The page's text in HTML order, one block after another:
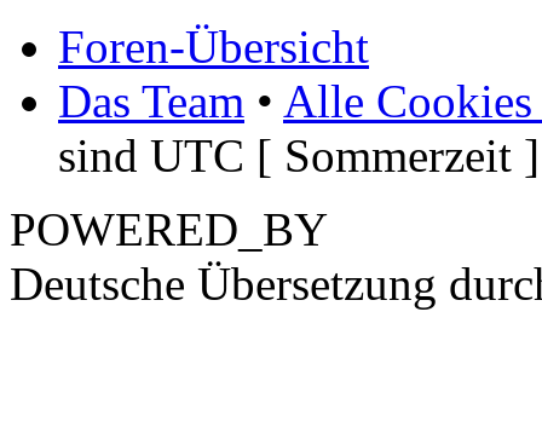
Foren-Übersicht
Das Team • Alle Cookies
sind UTC [ Sommerzeit ]
POWERED_BY
Deutsche Übersetzung